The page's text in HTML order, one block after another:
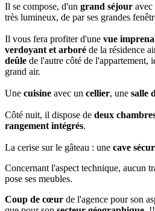
Il se compose, d'un grand séjour avec
très lumineux, de par ses grandes
Il vous fera profiter d'une vue
verdoyant et arboré de la résidence
deûle de l'autre côté de l'appartement,
grand air.
Une cuisine avec un cellier, une salle
Côté nuit, il dispose de deux
rangement intégrés.
La cerise sur le gâteau : une cave
Concernant l'aspect technique, aucun
pose ses meubles.
Coup de cœur de l'agence pour son